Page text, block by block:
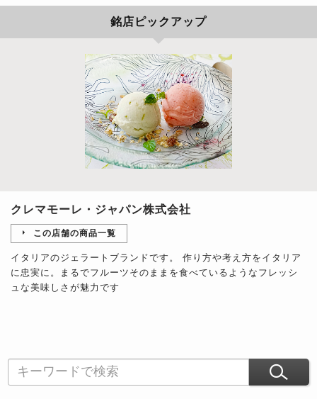
銘店ピックアップ
クレマモーレ・ジャパン株式会社
この店舗の商品一覧
イタリアのジェラートブランドです。 作り方や考え方をイタリア
に忠実に。まるでフルーツそのままを食べているようなフレッシ
ュな美味しさが魅力です